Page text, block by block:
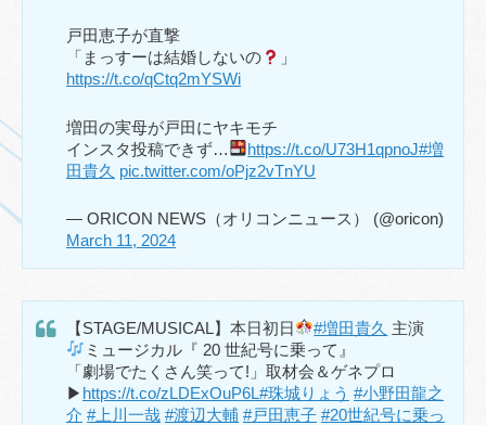
戸田恵子が直撃
「まっすーは結婚しないの
」
https://t.co/qCtq2mYSWi
増田の実母が戸田にヤキモチ
インスタ投稿できず…
https://t.co/U73H1qpnoJ#増
田貴久 pic.twitter.com/oPjz2vTnYU
— ORICON NEWS（オリコンニュース） (@oricon)
March 11, 2024
【STAGE/MUSICAL】本日初日 #増田貴久 主演
ミュージカル『 20 世紀号に乗って』
「劇場でたくさん笑って!」取材会＆ゲネプロ
▶ https://t.co/zLDExOuP6L#珠城りょう #小野田龍之
介 #上川一哉 #渡辺大輔 #戸田恵子 #20世紀号に乗っ